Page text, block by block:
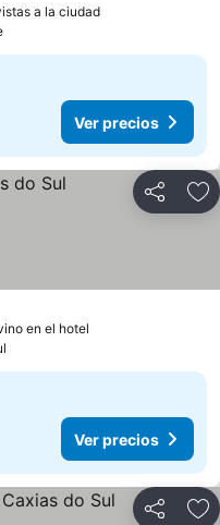
a la ciudad
Ver precios
Compartir
en el hotel
Ver precios
Compartir